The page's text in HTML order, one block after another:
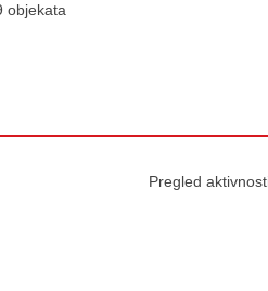
objekata
Pregled